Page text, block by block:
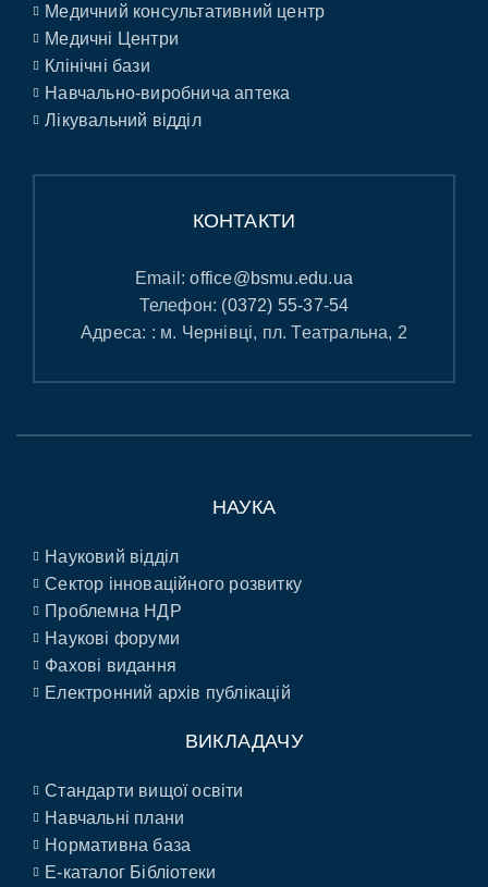
Медичний консультативний центр
Медичні Центри
Клінічні бази
Навчально-виробнича аптека
Лікувальний відділ
КОНТАКТИ
Email:office@bsmu.edu.ua
Телефон: (0372) 55-37-54
Адреса: : м. Чернівці, пл. Театральна, 2
НАУКА
Науковий відділ
Сектор інноваційного розвитку
Проблемна НДР
Наукові форуми
Фахові видання
Електронний архів публікацій
ВИКЛАДАЧУ
Стандарти вищої освіти
Навчальні плани
Нормативна база
E-каталог Бібліотеки